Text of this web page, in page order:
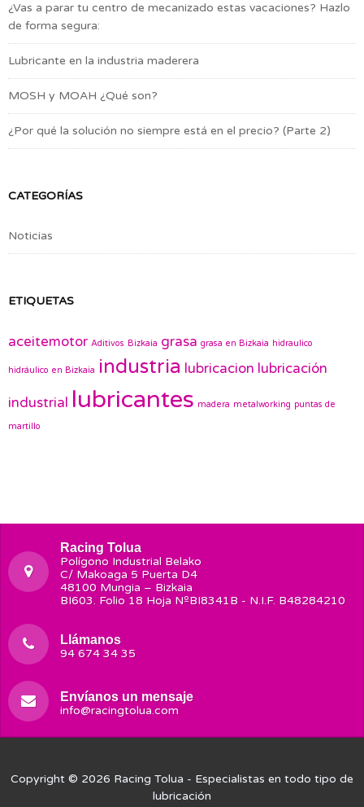
¿Vas a parar tu centro de mecanizado estas vacaciones? Hazlo
de forma segura:
Lubricante en la industria maderera
MOSH y MOAH ¿Qué son?
¿Por qué la solución no siempre está en el precio? (Parte 2)
CATEGORÍAS
Noticias
ETIQUETAS
aceitemotor Aditivos Bizkaia grasa grasa en Bizkaia hidraulico
hidráulico en Bizkaia industria lubricacion lubricación
industrial lubricantes madera metalworking puntas de
martillo
Racing Tolua
Polígono Industrial Belako
C/ Makoaga 5 Puerta D4
48100 Mungia – Bizkaia
BI603. Folio 18 Hoja NºBI8341B - N.I.F. B48284210
Llámanos
94 674 34 35
Envíanos un mensaje
info@racingtolua.com
Copyright © 2026 Racing Tolua - Especialistas en todo tipo de
lubricación